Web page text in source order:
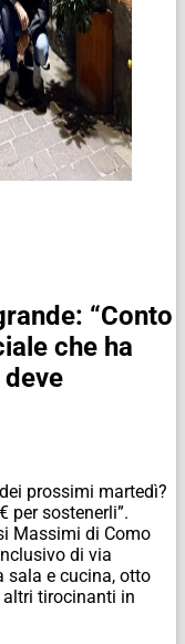
“Conto
che ha
prossimi martedì?
per sostenerli”.
Massimi di Como
di via
sala e cucina, otto
tirocinanti in